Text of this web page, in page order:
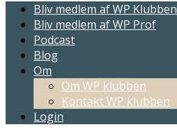
Bliv medlem af WP Klubben
Bliv medlem af WP Prof
Podcast
Blog
Om
Om WP klubben
Kontakt WP klubben
Login